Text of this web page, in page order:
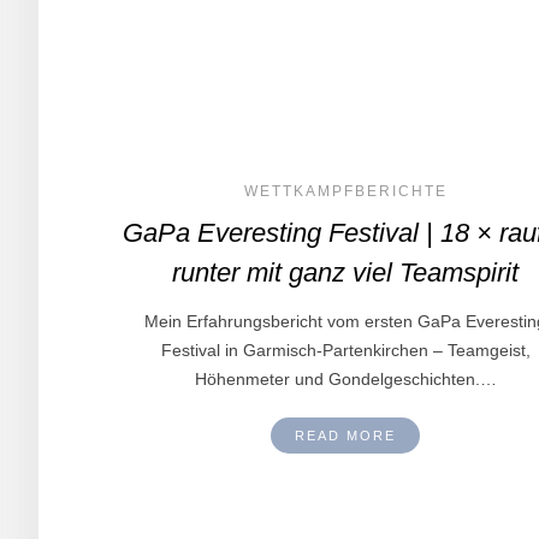
WETTKAMPFBERICHTE
GaPa Everesting Festival | 18 ×
runter mit ganz viel Teamspirit
Mein Erfahrungsbericht vom ersten GaPa
Festival in Garmisch-Partenkirchen – Teamgeist,
Höhenmeter und Gondelgeschichten.…
READ MORE